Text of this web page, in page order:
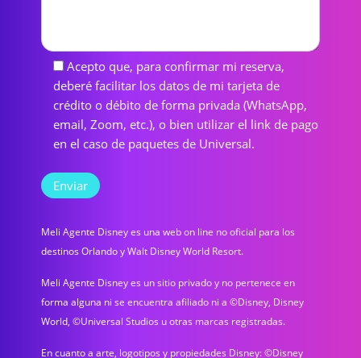
Acepto que, para confirmar mi reserva,
deberé facilitar los datos de mi tarjeta de
crédito o débito de forma privada (WhatsApp,
email, Zoom, etc.), o bien utilizar el link de pago
en el caso de paquetes de Universal.
Meli Agente Disney es una web on line no oficial para los
destinos Orlando y Walt Disney World Resort.
Meli Agente Disney es un sitio privado y no pertenece en
forma alguna ni se encuentra afiliado ni a ©Disney, Disney
World, ©Universal Studios u otras marcas registradas.
En cuanto a arte, logotipos y propiedades Disney: ©Disney